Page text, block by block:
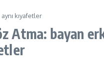
kıyafetler
Atma: bayan